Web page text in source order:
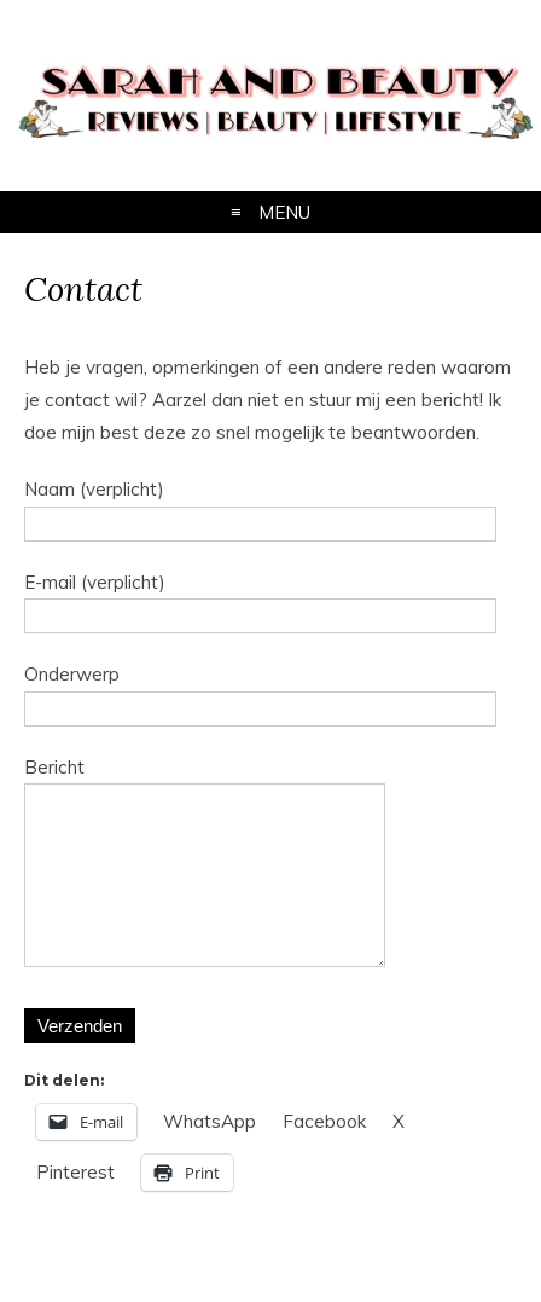
MENU
Contact
Heb je vragen, opmerkingen of een andere reden waarom
je contact wil? Aarzel dan niet en stuur mij een bericht! Ik
doe mijn best deze zo snel mogelijk te beantwoorden.
Naam (verplicht)
E-mail (verplicht)
Onderwerp
Bericht
Dit delen:
E-mail WhatsApp Facebook X
Pinterest Print